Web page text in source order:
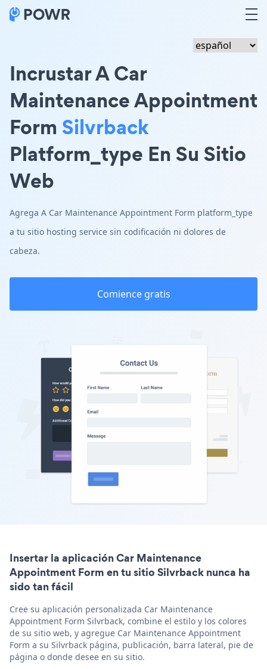
Incrustar A Car
Maintenance Appointment
Form Silvrback
Platform_type En Su Sitio
Web
Agrega A Car Maintenance Appointment Form platform_type
a tu sitio hosting service sin codificación ni dolores de
cabeza.
Comience gratis
Insertar la aplicación Car Maintenance
Appointment Form en tu sitio Silvrback nunca ha
sido tan fácil
Cree su aplicación personalizada Car Maintenance
Appointment Form Silvrback, combine el estilo y los colores
de su sitio web, y agregue Car Maintenance Appointment
Form a su Silvrback página, publicación, barra lateral, pie de
página o donde desee en su sitio.